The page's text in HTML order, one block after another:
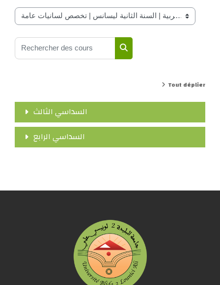
Catégories de cours
Rechercher des cours
Rechercher des cours
Tout déplier
السداسي الثالث
السداسي الرابع